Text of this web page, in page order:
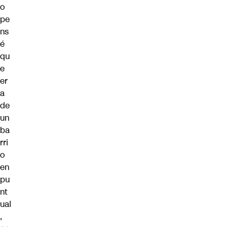
o
pe
ns
é
qu
e
er
a
de
un
ba
rri
o
en
pu
nt
ual
,